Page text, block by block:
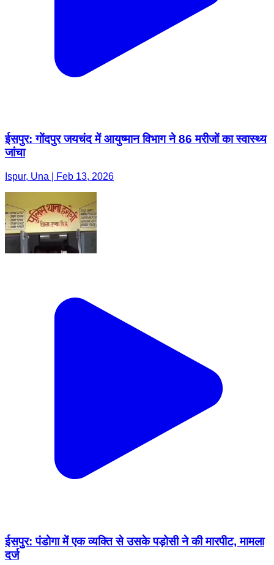
ईसपुर: गोंदपुर जयचंद में आयुष्मान विभाग ने 86 मरीजों का स्वास्थ्य
जांचा
Ispur, Una | Feb 13, 2026
ईसपुर: पंडोगा में एक व्यक्ति से उसके पड़ोसी ने की मारपीट, मामला
दर्ज